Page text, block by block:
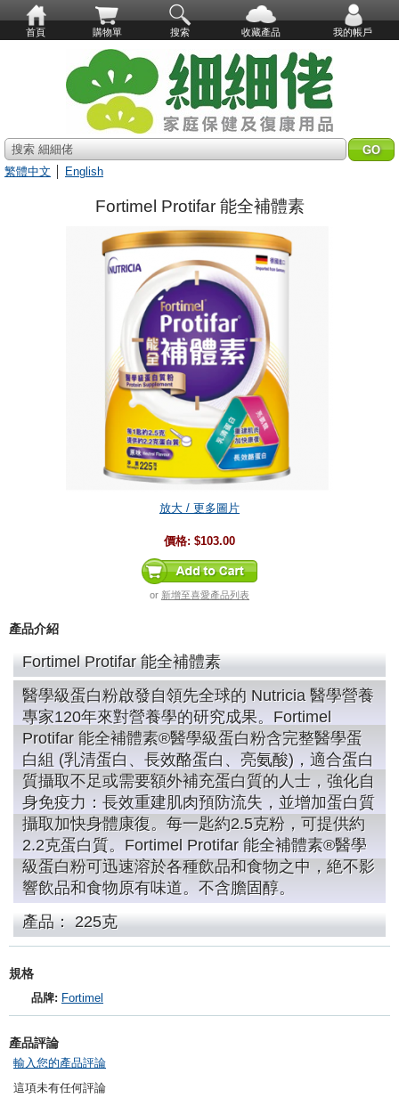
首頁 購物單 搜索 收藏產品 我的帳戶
搜索 細細佬
繁體中文
English
Fortimel Protifar 能全補體素
放大 / 更多圖片
價格: $103.00
or 新增至喜愛產品列表
產品介紹
Fortimel Protifar 能全補體素
醫學級蛋白粉啟發自領先全球的 Nutricia 醫學營養
專家120年來對營養學的研究成果。Fortimel
Protifar 能全補體素®醫學級蛋白粉含完整醫學蛋
白組 (乳清蛋白、長效酪蛋白、亮氨酸)，適合蛋白
質攝取不足或需要額外補充蛋白質的人士，強化自
身免疫力：長效重建肌肉預防流失，並增加蛋白質
攝取加快身體康復。每一匙約2.5克粉，可提供約
2.2克蛋白質。Fortimel Protifar 能全補體素®醫學
級蛋白粉可迅速溶於各種飲品和食物之中，絶不影
響飲品和食物原有味道。不含膽固醇。
產品： 225克
規格
品牌: Fortimel
產品評論
輸入您的產品評論
這項未有任何評論